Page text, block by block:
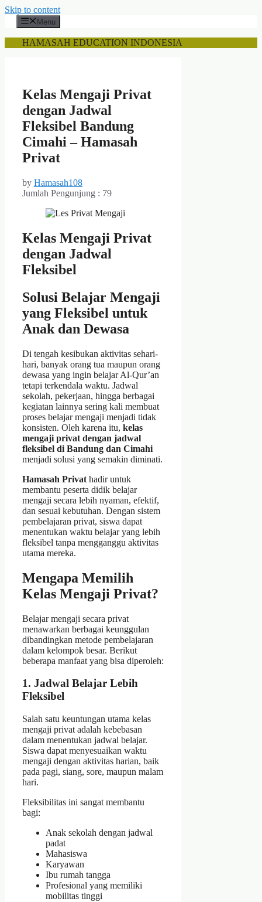
Skip to content
Menu
HAMASAH EDUCATION INDONESIA
Kelas Mengaji Privat
dengan Jadwal
Fleksibel Bandung
Cimahi – Hamasah
Privat
by Hamasah108
Jumlah Pengunjung : 79
Kelas Mengaji Privat
dengan Jadwal
Fleksibel
Solusi Belajar Mengaji
yang Fleksibel untuk
Anak dan Dewasa
Di tengah kesibukan aktivitas sehari-
hari, banyak orang tua maupun orang
dewasa yang ingin belajar Al-Qur’an
tetapi terkendala waktu. Jadwal
sekolah, pekerjaan, hingga berbagai
kegiatan lainnya sering kali membuat
proses belajar mengaji menjadi tidak
konsisten. Oleh karena itu, kelas
mengaji privat dengan jadwal
fleksibel di Bandung dan Cimahi
menjadi solusi yang semakin diminati.
Hamasah Privat hadir untuk
membantu peserta didik belajar
mengaji secara lebih nyaman, efektif,
dan sesuai kebutuhan. Dengan sistem
pembelajaran privat, siswa dapat
menentukan waktu belajar yang lebih
fleksibel tanpa mengganggu aktivitas
utama mereka.
Mengapa Memilih
Kelas Mengaji Privat?
Belajar mengaji secara privat
menawarkan berbagai keunggulan
dibandingkan metode pembelajaran
dalam kelompok besar. Berikut
beberapa manfaat yang bisa diperoleh:
1. Jadwal Belajar Lebih
Fleksibel
Salah satu keuntungan utama kelas
mengaji privat adalah kebebasan
dalam menentukan jadwal belajar.
Siswa dapat menyesuaikan waktu
mengaji dengan aktivitas harian, baik
pada pagi, siang, sore, maupun malam
hari.
Fleksibilitas ini sangat membantu
bagi:
Anak sekolah dengan jadwal
padat
Mahasiswa
Karyawan
Ibu rumah tangga
Profesional yang memiliki
mobilitas tinggi